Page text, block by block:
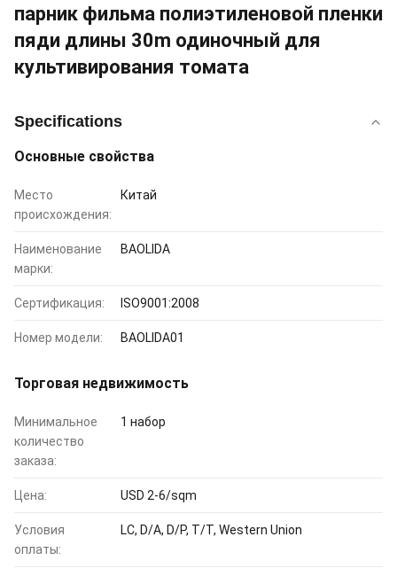
парник фильма полиэтиленовой пленки
пяди длины 30m одиночный для
культивирования томата
Specifications
Основные свойства
Место
происхождения:
Китай
Наименование
марки:
BAOLIDA
Сертификация: ISO9001:2008
Номер модели: BAOLIDA01
Торговая недвижимость
Минимальное
количество
заказа:
1 набор
Цена: USD 2-6/sqm
Условия
оплаты:
LC, D/A, D/P, T/T, Western Union